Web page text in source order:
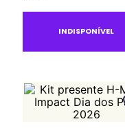
INDISPONÍVEL